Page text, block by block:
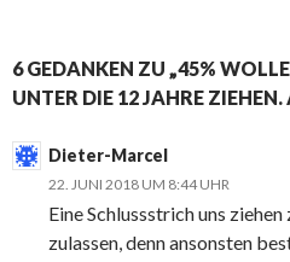
6 GEDANKEN ZU „45%
UNTER DIE 12 JAHRE ZIEHEN.
Dieter-Marcel
22. JUNI 2018 UM 8:44 UHR
Eine Schlussstrich uns
zulassen, denn ansonsten